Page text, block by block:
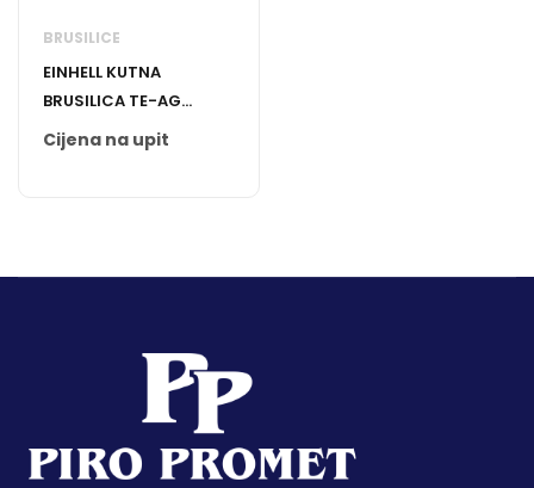
BRUSILICE
EINHELL KUTNA
BRUSILICA TE-AG
230/2000
Cijena na upit